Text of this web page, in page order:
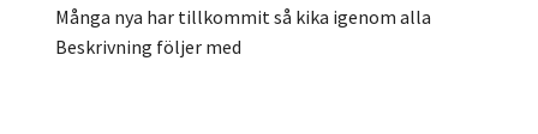
Många nya har tillkommit så kika igenom alla
Beskrivning följer med